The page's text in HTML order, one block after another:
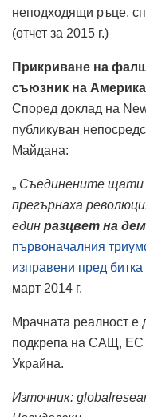
неподходящи ръце,
(отчет за 2015 г.)
Прикриване на
съюзник на
Според доклад на
публикуван
Майдана:
„ Съединените щати
прегърнаха
един разцвет на
първоначалния
изправени пред
март 2014 г.
Мрачната реалност е
подкрепа на САЩ, ЕС
Украйна.
Източник: